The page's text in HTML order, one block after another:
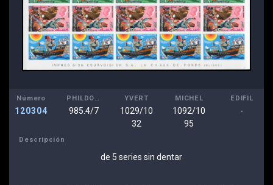
Número
120304 985.4/7
YVERT
1029/10
32
MICHEL
1092/10
95
EDIFIL
-
Descripción
de 5 series sin dentar